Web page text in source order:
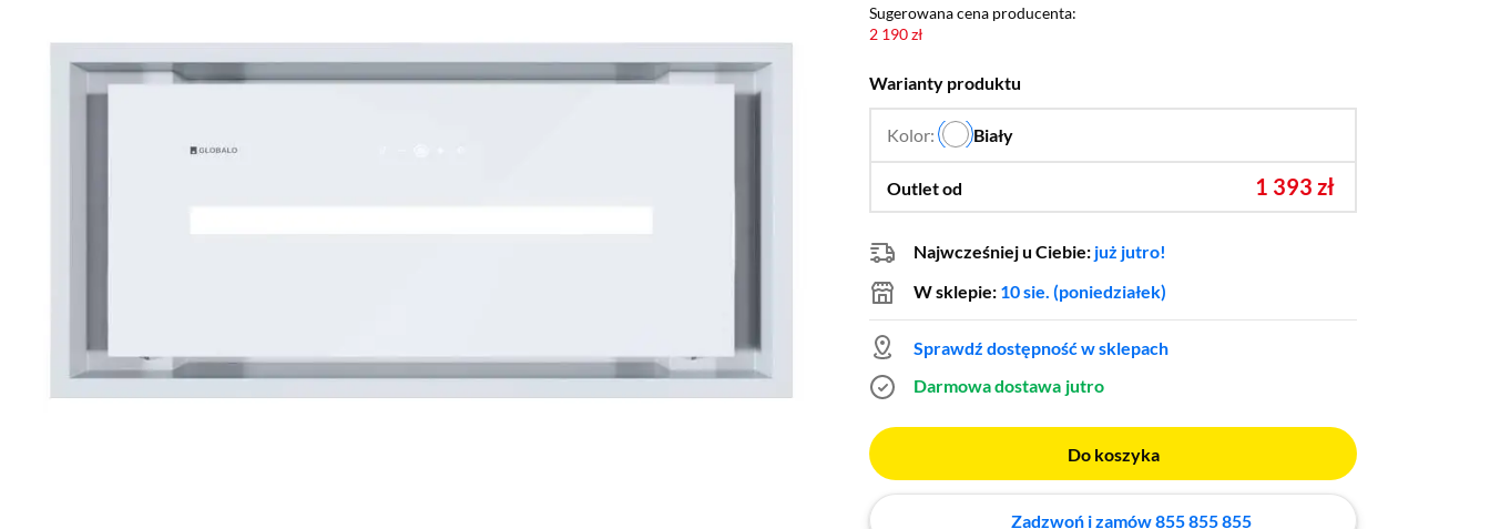
Sugerowana cena producenta:
2 190 zł
Warianty produktu
Kolor: Biały
Outlet od 1 393 zł
Najwcześniej u Ciebie: już jutro!
W sklepie: 10 sie. (poniedziałek)
Sprawdź dostępność w sklepach
Darmowa dostawa jutro
Do koszyka
Zadzwoń i zamów 855 855 855